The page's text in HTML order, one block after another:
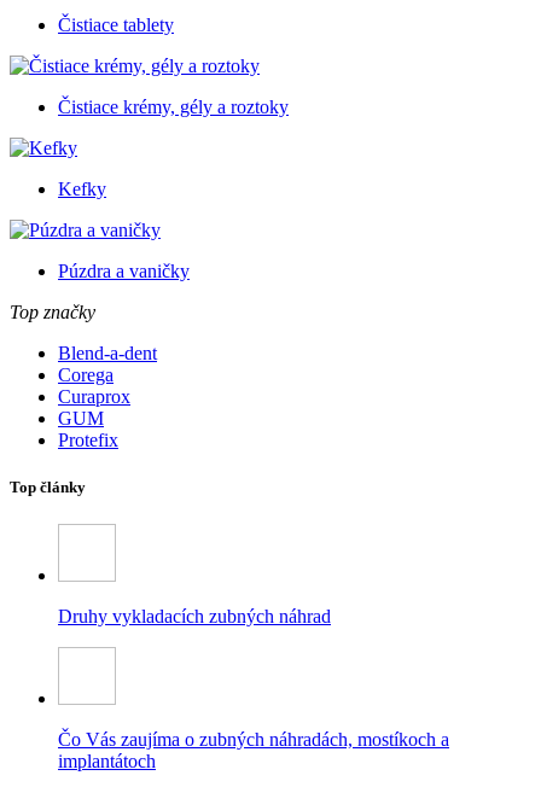
Čistiace tablety
Čistiace krémy, gély a roztoky
Kefky
Púzdra a vaničky
Top značky
Blend-a-dent
Corega
Curaprox
GUM
Protefix
Top články
Druhy vykladacích zubných náhrad
Čo Vás zaujíma o zubných náhradách, mostíkoch a
implantátoch